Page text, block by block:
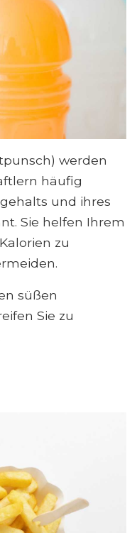
werden
häufig
und ihres
Sie helfen Ihrem
zu
süßen
Sie zu